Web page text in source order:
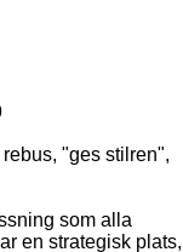
"ges stilren",
som alla
en strategisk plats,